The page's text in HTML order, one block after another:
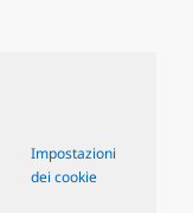
Impostazioni
dei cookie